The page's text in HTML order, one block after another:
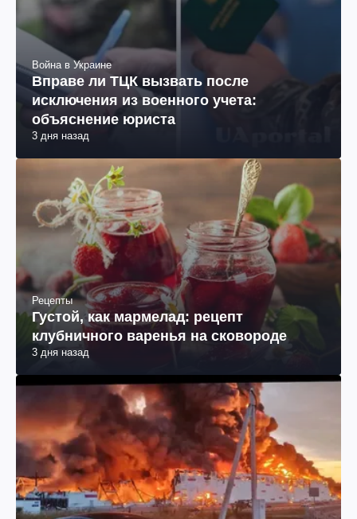
Война в Украине
Вправе ли ТЦК вызвать после
исключения из военного учета:
объяснение юриста
3 дня назад
Рецепты
Густой, как мармелад: рецепт
клубничного варенья на сковороде
3 дня назад